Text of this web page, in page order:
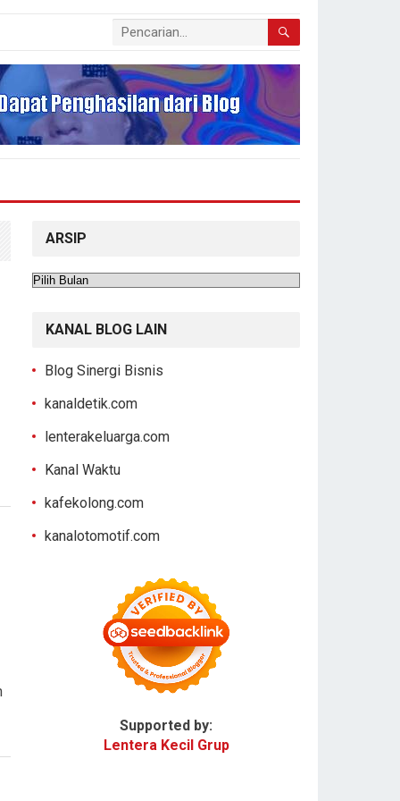
ARSIP
Arsip
KANAL BLOG LAIN
Blog Sinergi Bisnis
kanaldetik.com
lenterakeluarga.com
Kanal Waktu
kafekolong.com
kanalotomotif.com
Supported by:
Lentera Kecil Grup